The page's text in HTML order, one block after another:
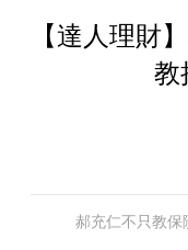
【達人理
教
郝充仁不只教保